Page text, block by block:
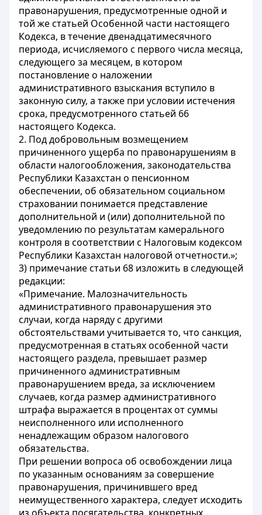
правонарушения, предусмотренные одной и
той же статьей Особенной части настоящего
Кодекса, в течение двенадцатимесячного
периода, исчисляемого с первого числа месяца,
следующего за месяцем, в котором
постановление о наложении
административного взыскания вступило в
законную силу, а также при условии истечения
срока, предусмотренного статьей 66
настоящего Кодекса.
2. Под добровольным возмещением
причиненного ущерба по правонарушениям в
области налогообложения, законодательства
Республики Казахстан о пенсионном
обеспечении, об обязательном социальном
страховании понимается представление
дополнительной и (или) дополнительной по
уведомлению по результатам камерального
контроля в соответствии с Налоговым кодексом
Республики Казахстан налоговой отчетности.»;
3) примечание статьи 68 изложить в следующей
редакции:
«Примечание. Малозначительность
административного правонарушения это
случаи, когда наряду с другими
обстоятельствами учитывается то, что санкция,
предусмотренная в статьях особенной части
настоящего раздела, превышает размер
причиненного административным
правонарушением вреда, за исключением
случаев, когда размер административного
штрафа выражается в процентах от суммы
неисполненного или исполненного
ненадлежащим образом налогового
обязательства.
При решении вопроса об освобождении лица
по указанным основаниям за совершение
правонарушения, причинившего вред
неимущественного характера, следует исходить